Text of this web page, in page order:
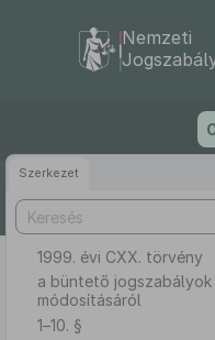
tartalomra
Nemzeti
Szerkezet
1999. évi CXX. törvény
a büntető jogszabályok
módosításáról
1–10. §